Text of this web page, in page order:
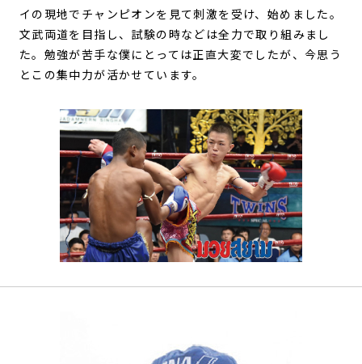
イの現地でチャンピオンを見て刺激を受け、始めました。
文武両道を目指し、試験の時などは全力で取り組みまし
た。勉強が苦手な僕にとっては正直大変でしたが、今思う
とこの集中力が活かせています。